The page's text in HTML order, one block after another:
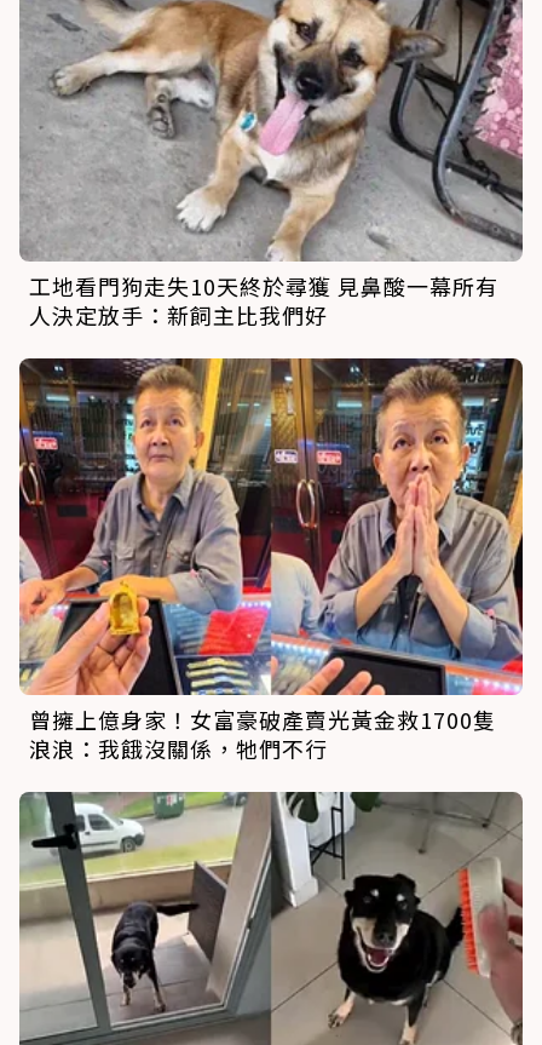
工地看門狗走失10天終於尋獲 見鼻酸一幕所有
人決定放手：新飼主比我們好
曾擁上億身家！女富豪破產賣光黃金救1700隻
浪浪：我餓沒關係，牠們不行